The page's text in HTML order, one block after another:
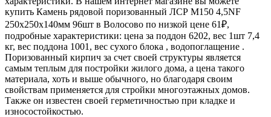
купить Камень рядовой поризованный ЛСР М150 4,5NF
250х250х140мм 96шт в Волосово по низкой цене 61₽,
подробные характеристики: цена за поддон 6202, вес 1шт 7,4
кг, вес поддона 1001, вес сухого блока , водопоглащение .
Поризованный кирпич за счет своей структуры является
самым теплым для постройки жилого дома, а цена такого
материала, хоть и выше обычного, но благодаря своим
свойствам применяется для стройки многоэтажных домов.
Также он известен своей герметичностью при кладке и
износостойкостью.